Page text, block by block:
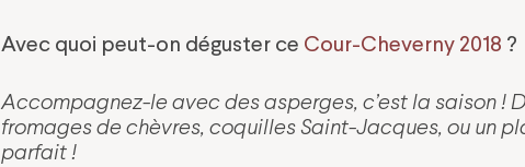
Avec quoi peut-on déguster ce Cour-Cheverny 2018 ?
Accompagnez-le avec des asperges, c’est la saison !
fromages de chèvres, coquilles Saint-Jacques, ou un
parfait !